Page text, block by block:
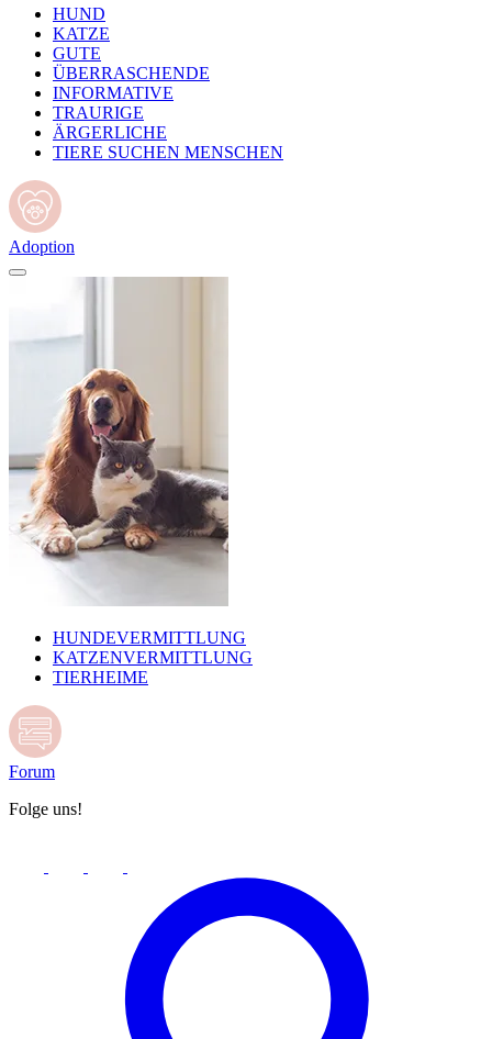
HUND
KATZE
GUTE
ÜBERRASCHENDE
INFORMATIVE
TRAURIGE
ÄRGERLICHE
TIERE SUCHEN MENSCHEN
Adoption
HUNDEVERMITTLUNG
KATZENVERMITTLUNG
TIERHEIME
Forum
Folge uns!